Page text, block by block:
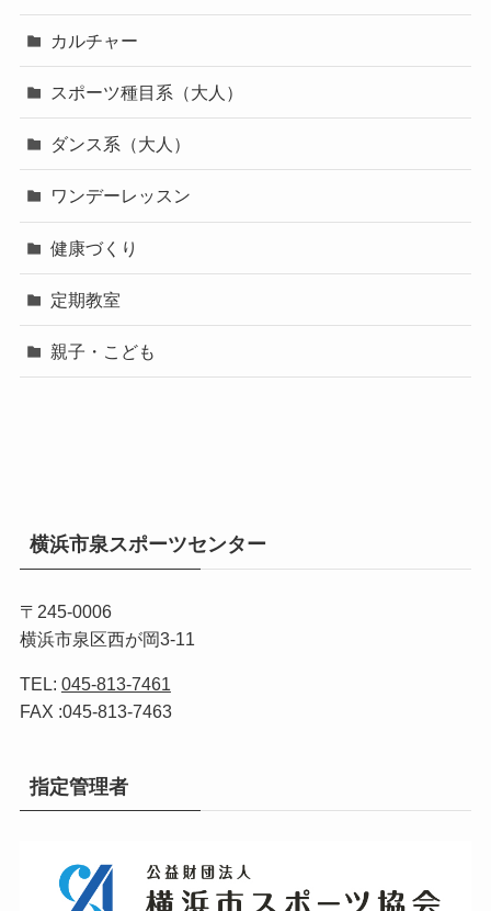
カルチャー
スポーツ種目系（大人）
ダンス系（大人）
ワンデーレッスン
健康づくり
定期教室
親子・こども
横浜市泉スポーツセンター
〒245-0006
横浜市泉区西が岡3-11
TEL: 045-813-7461
FAX :045-813-7463
指定管理者